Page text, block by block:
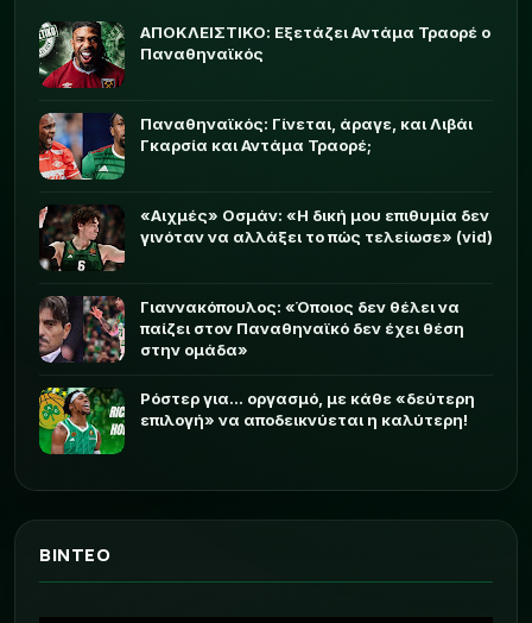
ΑΠΟΚΛΕΙΣΤΙΚΟ: Εξετάζει Αντάμα Τραορέ ο
Παναθηναϊκός
Παναθηναϊκός: Γίνεται, άραγε, και Λιβάι
Γκαρσία και Αντάμα Τραορέ;
«Αιχμές» Οσμάν: «Η δική μου επιθυμία δεν
γινόταν να αλλάξει το πώς τελείωσε» (vid)
Γιαννακόπουλος: «Όποιος δεν θέλει να
παίζει στον Παναθηναϊκό δεν έχει θέση
στην ομάδα»
Ρόστερ για... οργασμό, με κάθε «δεύτερη
επιλογή» να αποδεικνύεται η καλύτερη!
ΒΙΝΤΕΟ